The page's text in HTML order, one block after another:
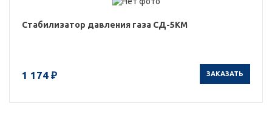
Стабилизатор давления газа СД-5КМ
1 174 ₽ ЗАКАЗАТЬ